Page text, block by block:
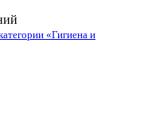
«Гигиена и